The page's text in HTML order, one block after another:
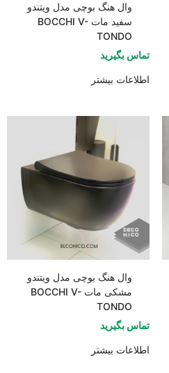
وال هنگ بوچی مدل ویتندو
سفید مات BOCCHI V-
TONDO
تماس بگیرید
اطلاعات بیشتر
وال هنگ بوچی مدل ویتندو
مشکی مات BOCCHI V-
TONDO
تماس بگیرید
اطلاعات بیشتر